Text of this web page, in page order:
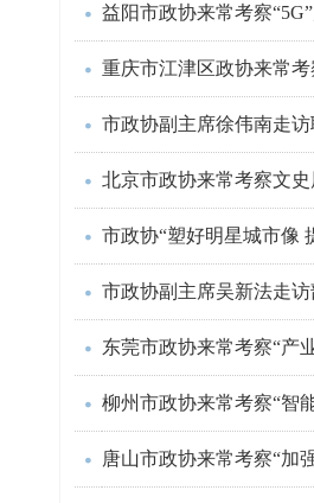
益阳市政协来常考察
重庆市江津区政协来常
市政协副主席徐伟南走
北京市政协来常考察文
市政协“塑好明星城市像
市政协副主席吴新法走
东莞市政协来常考察“产
柳州市政协来常考察“智
唐山市政协来常考察“加